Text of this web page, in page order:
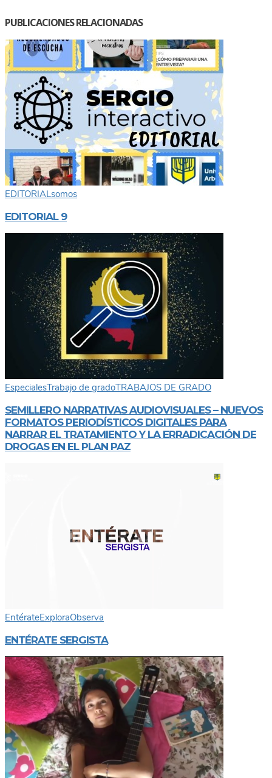
PUBLICACIONES RELACIONADAS
EDITORIALsomos
EDITORIAL 9
EspecialesTrabajo de gradoTRABAJOS DE GRADO
SEMILLERO NARRATIVAS AUDIOVISUALES – NUEVOS
FORMATOS PERIODÍSTICOS DIGITALES PARA
NARRAR EL TRATAMIENTO Y LA ERRADICACIÓN DE
DROGAS EN EL PLAN PAZ
EntérateExploraObserva
ENTÉRATE SERGISTA